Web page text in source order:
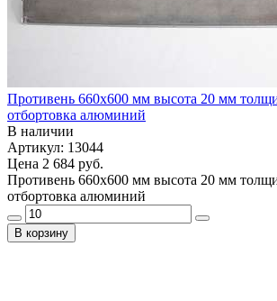
Противень 660х600 мм высота 20 мм
отбортовка алюминий
В наличии
Артикул: 13044
Цена 2 684 руб.
Противень 660х600 мм высота 20 мм
отбортовка алюминий
В корзину